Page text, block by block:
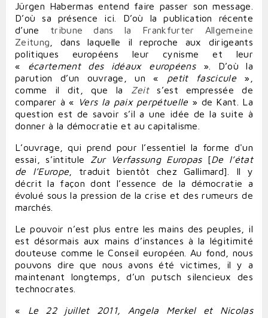
Jürgen Habermas entend faire passer son message.
D’où sa présence ici. D’où la publication récente
d’une tribune dans la Frankfurter Allgemeine
Zeitung , dans laquelle il reproche aux dirigeants
politiques européens leur cynisme et leur
« écartement des idéaux européens». D’où la
parution d’un ouvrage, un
« petit fascicule »,
comme il dit, que la Zeit
s’est empressée de
comparer à « Vers la paix perpétuelle » de Kant. La
question est de savoir s’il a une idée de la suite à
donner à la démocratie et au capitalisme.
L’ouvrage, qui prend pour l’essentiel la forme d'un
essai , s’intitule Zur Verfassung Europas [De l’état
de l’Europe , traduit bientôt chez Gallimard]. Il y
décrit la façon dont l’essence de la démocratie a
évolué sous la pression de la crise et des rumeurs de
marchés.
Le pouvoir n’est plus entre les mains des peuples, il
est désormais aux mains d’instances à la légitimité
douteuse comme le Conseil européen. Au fond, nous
pouvons dire que nous avons été victimes, il y a
maintenant longtemps, d’un putsch silencieux des
technocrates.
« Le 22 juillet 2011, Angela Merkel et Nicolas